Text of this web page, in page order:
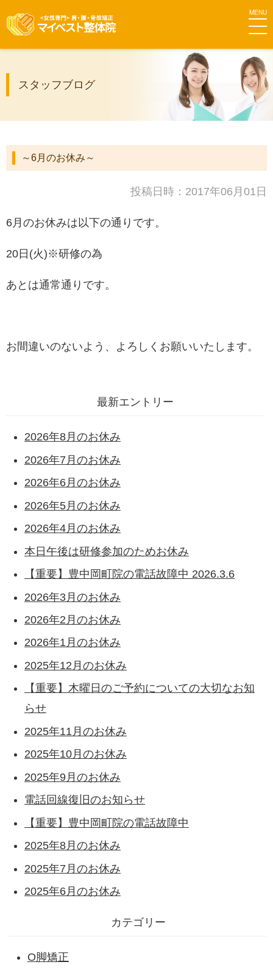
ト整体院
グループ
スタッフブログ
～6月のお休み～
投稿日時：2017年06月01日
6月のお休みは以下の通りです。
20日(火)※研修の為
あとは通常通りです。
お間違いのないよう、よろしくお願いいたします。
最新エントリー
2026年8月のお休み
2026年7月のお休み
2026年6月のお休み
2026年5月のお休み
2026年4月のお休み
本日午後は研修参加のためお休み
【重要】豊中岡町院の電話故障中 2026.3.6
2026年3月のお休み
2026年2月のお休み
2026年1月のお休み
2025年12月のお休み
【重要】木曜日のご予約についての大切なお知
らせ
2025年11月のお休み
2025年10月のお休み
2025年9月のお休み
電話回線復旧のお知らせ
【重要】豊中岡町院の電話故障中
2025年8月のお休み
2025年7月のお休み
2025年6月のお休み
カテゴリー
O脚矯正